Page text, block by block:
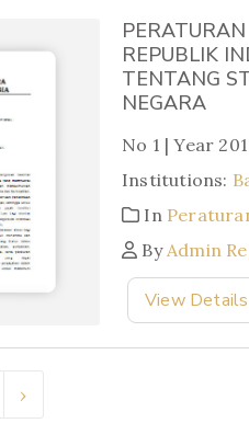
REPUBLIK
TENTANG
NEGARA
No 1 | Year
Institutions:
In
ByAdmin
View Details
›